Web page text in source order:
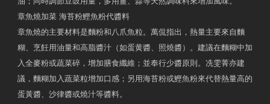
章魚燒加菜 海苔粉鰹魚粉代醬料
章魚燒的主要材料是麵粉和八爪魚粒。萬侃指出，熱量主要來自麵
糊、烹飪用油量和高脂醬汁（如蛋黄醬、照燒醬）。建議在麵糊中加
入全麥粉或蔬菜碎，增加膳食纖維；並奉行少醬原則。冼雯菁亦建
議，麵糊加入蔬菜粒增加口感；另用海苔粉或鰹魚粉來代替熱量高的
蛋黃醬、沙律醬或燒汁等醬料。